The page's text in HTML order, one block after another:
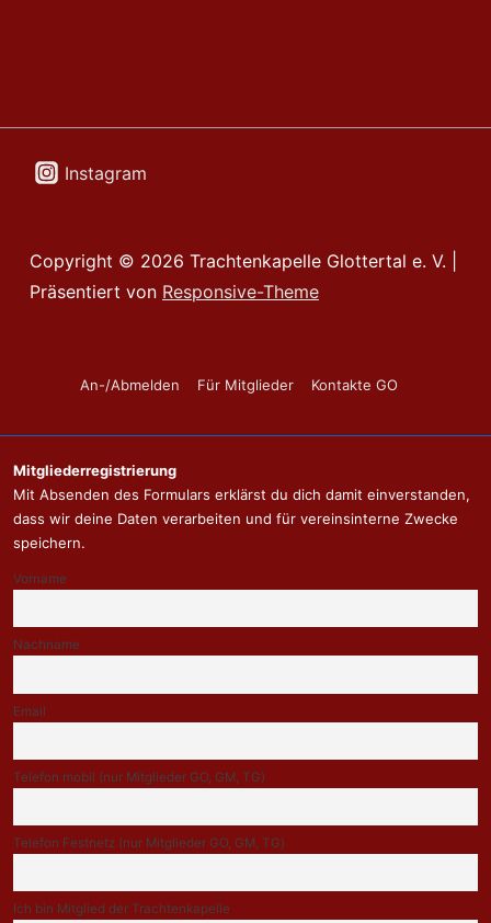
Instagram
Copyright © 2026 Trachtenkapelle Glottertal e. V.
Präsentiert von Responsive-Theme
Footer-
An-/Abmelden Für Mitglieder Kontakte GO
Mitgliederregistrierung
Mit Absenden des Formulars erklärst du dich damit einverstanden,
dass wir deine Daten verarbeiten und für vereinsinterne Zwecke
speichern.
Vorname
Nachname
Email
Telefon mobil (nur Mitglieder GO, GM, TG)
Telefon Festnetz (nur Mitglieder GO, GM, TG)
Ich bin Mitglied der Trachtenkapelle